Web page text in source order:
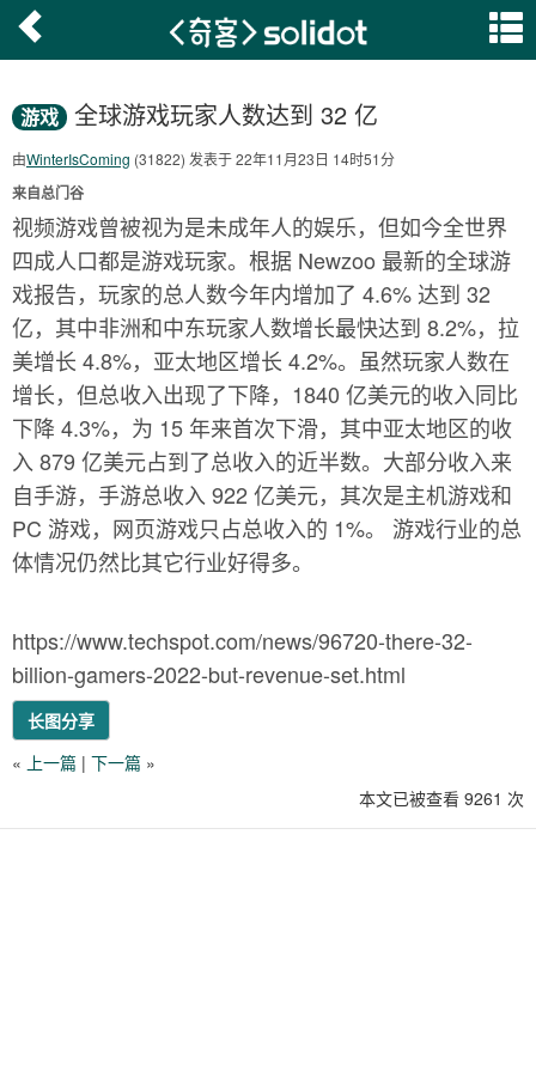
游戏 全球游戏玩家人数达到 32 亿
由WinterIsComing (31822) 发表于 22年11月23日 14时51分
来自总门谷
视频游戏曾被视为是未成年人的娱乐，但如今全世界
四成人口都是游戏玩家。根据 Newzoo 最新的全球游
戏报告，玩家的总人数今年内增加了 4.6% 达到 32
亿，其中非洲和中东玩家人数增长最快达到 8.2%，拉
美增长 4.8%，亚太地区增长 4.2%。虽然玩家人数在
增长，但总收入出现了下降，1840 亿美元的收入同比
下降 4.3%，为 15 年来首次下滑，其中亚太地区的收
入 879 亿美元占到了总收入的近半数。大部分收入来
自手游，手游总收入 922 亿美元，其次是主机游戏和
PC 游戏，网页游戏只占总收入的 1%。 游戏行业的总
体情况仍然比其它行业好得多。
https://www.techspot.com/news/96720-there-32-
billion-gamers-2022-but-revenue-set.html
长图分享
« 上一篇 | 下一篇 »
本文已被查看 9261 次